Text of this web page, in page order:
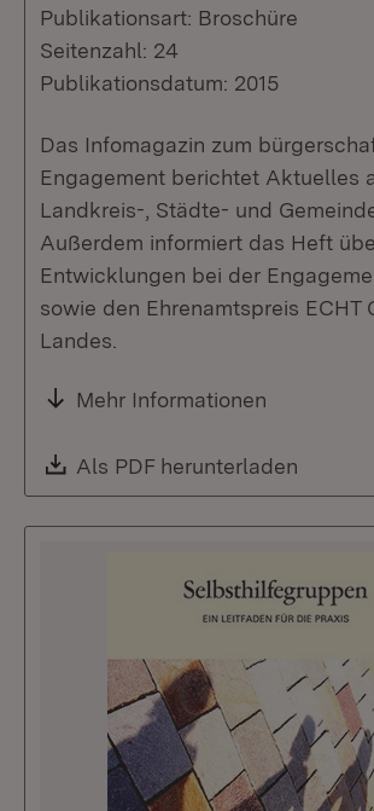
Publikationsart: Broschüre
Seitenzahl: 24
Publikationsdatum: 2015
Das Infomagazin zum
Engagement berichtet Aktuelles
Landkreis-, Städte- und
Außerdem informiert das Heft
Entwicklungen bei der
sowie den Ehrenamtspreis ECHT
Landes.
Mehr Informationen
Download:
Als PDF herunterladen